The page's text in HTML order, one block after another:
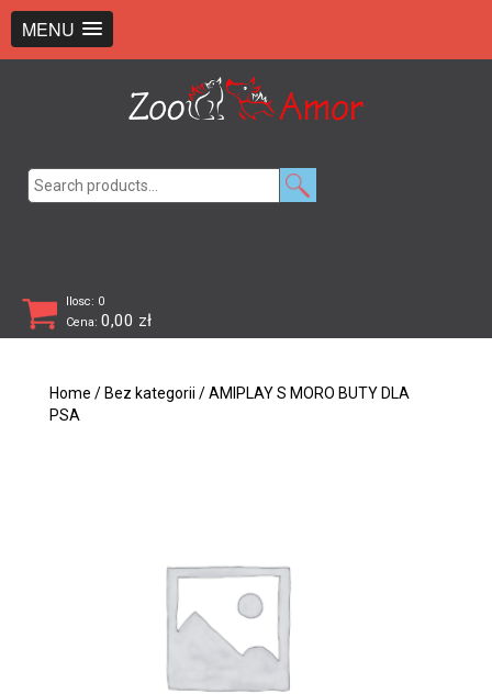
MENU
Ilosc: 0
Cena: 0,00 zł
Home / Bez kategorii / AMIPLAY S MORO BUTY DLA
PSA